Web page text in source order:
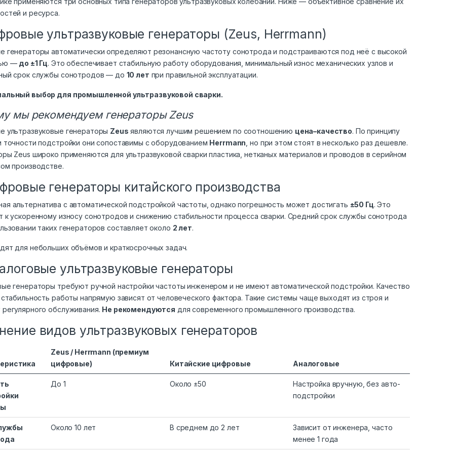
и ресурса.
ультразвуковые генераторы (Zeus, Herrmann)
генераторы автоматически определяют резонансную частоту сонотрода и подстраиваются под неё с высокой
— до ±1 Гц. Это обеспечивает стабильную работу оборудования, минимальный износ механических узлов и
срок службы сонотродов — до 10 лет при правильной эксплуатации.
выбор для промышленной ультразвуковой сварки.
мы рекомендуем генераторы Zeus
ультразвуковые генераторы Zeus являются лучшим решением по соотношению цена–качество. По принципу
точности подстройки они сопоставимы с оборудованием Herrmann , но при этом стоят в несколько раз дешевле.
Zeus широко применяются для ультразвуковой сварки пластика, нетканых материалов и проводов в серийном
производстве.
генераторы китайского производства
альтернатива с автоматической подстройкой частоты, однако погрешность может достигать ±50 Гц. Это
к ускоренному износу сонотродов и снижению стабильности процесса сварки. Средний срок службы сонотрода
таких генераторов составляет около 2 лет.
для небольших объёмов и краткосрочных задач.
ультразвуковые генераторы
генераторы требуют ручной настройки частоты инженером и не имеют автоматической подстройки. Качество
стабильность работы напрямую зависят от человеческого фактора. Такие системы чаще выходят из строя и
обслуживания. Не рекомендуются для современного промышленного производства.
видов ультразвуковых генераторов
Zeus / Herrmann (премиум
цифровые)
Китайские цифровые Аналоговые
До 1 Около ±50
Настройка вручную, без авто-
подстройки
Около 10 лет В среднем до 2 лет
Зависит от инженера, часто
менее 1 года